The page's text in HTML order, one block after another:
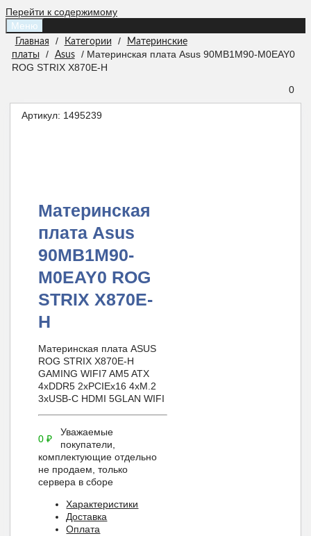
Перейти к содержимому
Меню
Главная / Категории /
Материнские
платы
/ Asus
/ Материнская плата Asus 90MB1M90-M0EAY0
ROG STRIX X870E-H
0
Артикул: 1495239
Материнская
плата Asus
90MB1M90-
M0EAY0 ROG
STRIX X870E-
H
Материнская плата ASUS
ROG STRIX X870E-H
GAMING WIFI7 AM5 ATX
4xDDR5 2xPCIEx16 4xM.2
3xUSB-C HDMI 5GLAN WIFI
0₽
Уважаемые
покупатели,
комплектующие отдельно
не продаем, только
сервера в сборе
Характеристики
Доставка
Оплата